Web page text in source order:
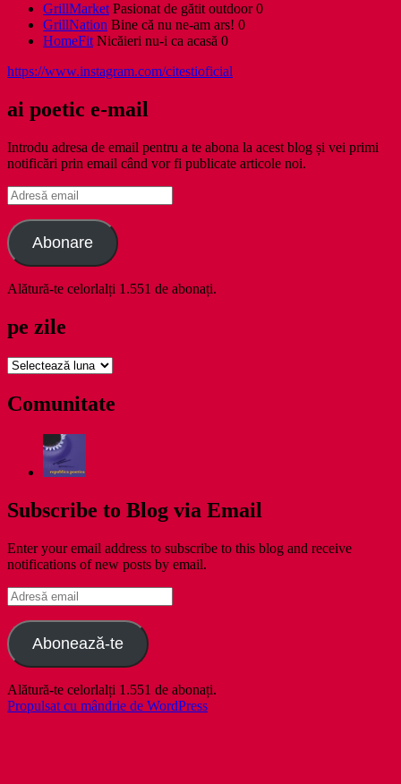
GrillMarketPasionat de gătit outdoor 0
GrillNation Bine că nu ne-am ars! 0
HomeFitNicăieri nu-i ca acasă 0
https://www.instagram.com/citestioficial
ai poetic e-mail
Introdu adresa de email pentru a te abona la acest blog și vei primi
notificări prin email când vor fi publicate articole noi.
Adresă
email
Abonare
Alătură-te celorlalți 1.551 de abonați.
pe zile
pe
Comunitate
Subscribe to Blog via Email
Enter your email address to subscribe to this blog and receive
notifications of new posts by email.
Adresă
email
Abonează-te
Alătură-te celorlalți 1.551 de abonați.
Propulsat cu mândrie de WordPress